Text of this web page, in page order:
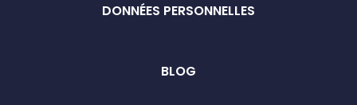
DONNÉES PERSONNELLES
BLOG